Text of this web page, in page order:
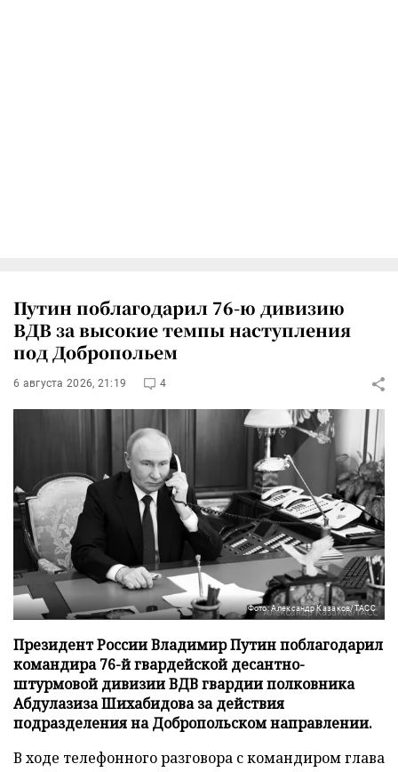
Путин поблагодарил 76-ю дивизию
ВДВ за высокие темпы наступления
под Добропольем
6 августа 2026, 21:19 4
Фото: Александр Казаков/ТАСС
Президент России Владимир Путин поблагодарил
командира 76-й гвардейской десантно-
штурмовой дивизии ВДВ гвардии полковника
Абдулазиза Шихабидова за действия
подразделения на Добропольском направлении.
В ходе телефонного разговора с командиром глава